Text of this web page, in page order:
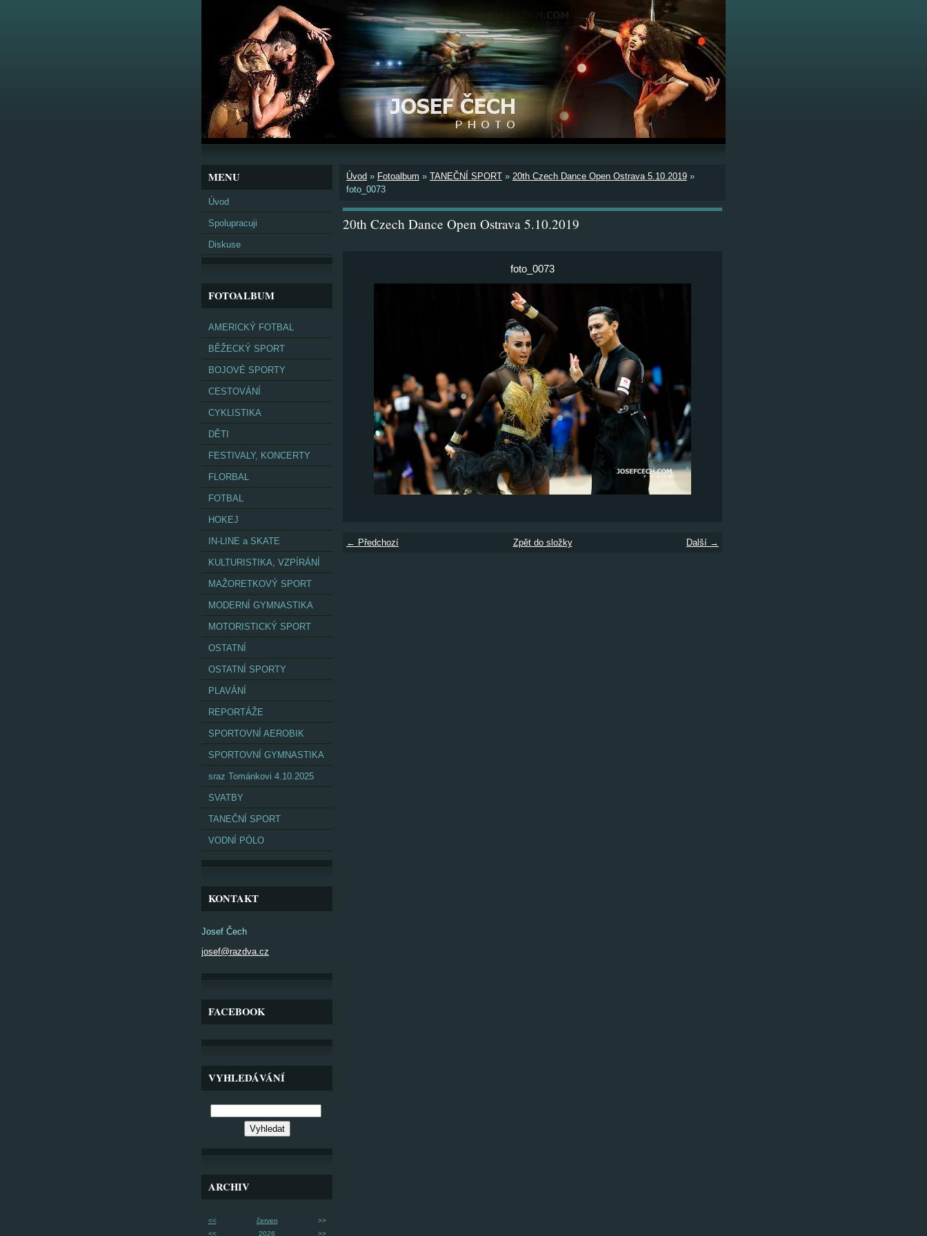
MENU
Úvod
Spolupracuji
Diskuse
FOTOALBUM
AMERICKÝ FOTBAL
BĚŽECKÝ SPORT
BOJOVÉ SPORTY
CESTOVÁNÍ
CYKLISTIKA
DĚTI
FESTIVALY, KONCERTY
FLORBAL
FOTBAL
HOKEJ
IN-LINE a SKATE
KULTURISTIKA, VZPÍRÁNÍ
MAŽORETKOVÝ SPORT
MODERNÍ GYMNASTIKA
MOTORISTICKÝ SPORT
OSTATNÍ
OSTATNÍ SPORTY
PLAVÁNÍ
REPORTÁŽE
SPORTOVNÍ AEROBIK
SPORTOVNÍ GYMNASTIKA
sraz Tománkovi 4.10.2025
SVATBY
TANEČNÍ SPORT
VODNÍ PÓLO
KONTAKT
Josef Čech
josef@razdva.cz
FACEBOOK
VYHLEDÁVÁNÍ
ARCHIV
<< červen
>>
<<
2026 >>
Úvod » Fotoalbum » TANEČNÍ SPORT » 20th Czech Dance Open Ostrava 5.10.2019 »
foto_0073
20th Czech Dance Open Ostrava 5.10.2019
foto_0073
← Předchozí Další →
Zpět do složky